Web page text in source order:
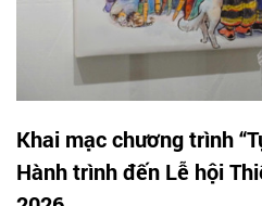
Khai mạc chương trình
Hành trình đến Lễ hội